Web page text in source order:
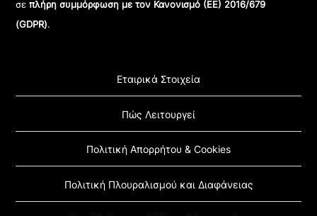
σεπλήρη συμμόρφωση με τον Κανονισμό (ΕΕ) 2016/679
(GDPR).
Εταιρικά Στοιχεία
Πώς Λειτουργεί
Πολιτική Απορρήτου & Cookies
Πολιτική Πλουραλισμού και Διαφάνειας